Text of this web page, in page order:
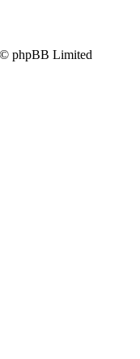
phpBB Limited